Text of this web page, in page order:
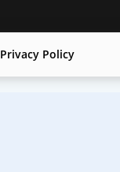
Privacy Policy